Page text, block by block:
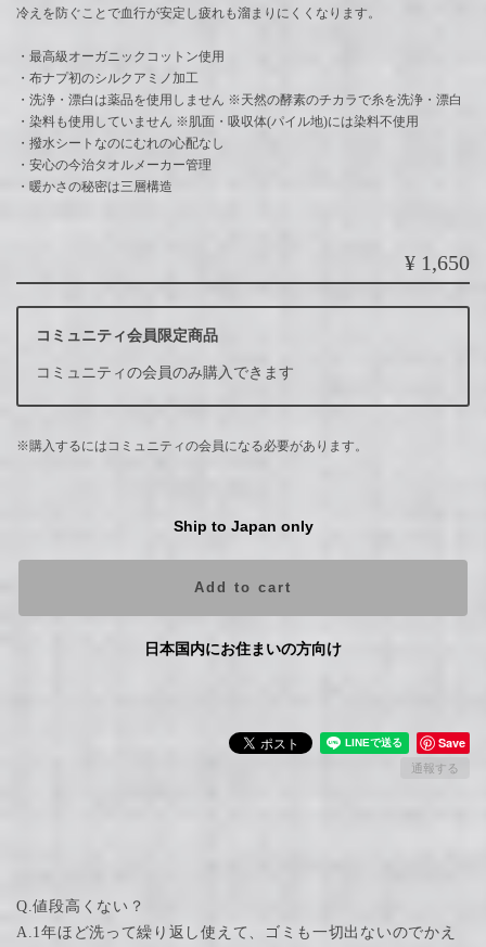
冷えを防ぐことで血行が安定し疲れも溜まりにくくなります。
・最高級オーガニックコットン使用
・布ナプ初のシルクアミノ加工
・洗浄・漂白は薬品を使用しません ※天然の酵素のチカラで糸を洗浄・漂白
・染料も使用していません ※肌面・吸収体(パイル地)には染料不使用
・撥水シートなのにむれの心配なし
・安心の今治タオルメーカー管理
・暖かさの秘密は三層構造
¥1,650
コミュニティ会員限定商品
コミュニティの会員のみ購入できます
※購入するにはコミュニティの会員になる必要があります。
Ship to Japan only
Add to cart
日本国内にお住まいの方向け
Save
通報する
Q.値段高くない？
A.1年ほど洗って繰り返し使えて、ゴミも一切出ないのでかえ